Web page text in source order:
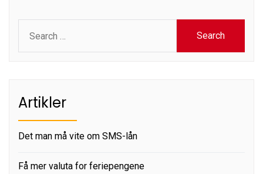
for:
Artikler
Det man må vite om SMS-lån
Få mer valuta for feriepengene